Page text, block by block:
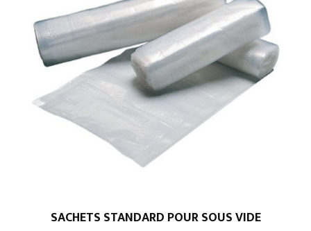
SACHETS STANDARD POUR SOUS VIDE